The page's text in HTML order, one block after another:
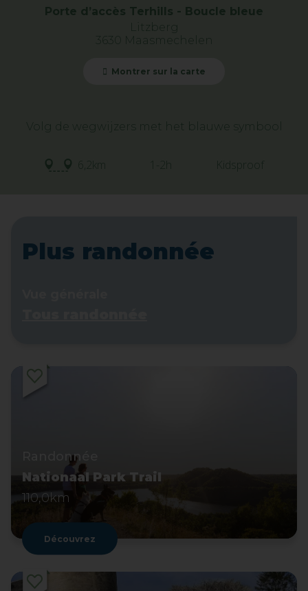
Porte d’accès Terhills - Boucle bleue
Litzberg
3630 Maasmechelen
Montrer sur la carte
Volg de wegwijzers met het blauwe symbool
6,2km Kidsproof
Plus randonnée
Randonnée
Nationaal Park Trail
110,0km
Découvrez